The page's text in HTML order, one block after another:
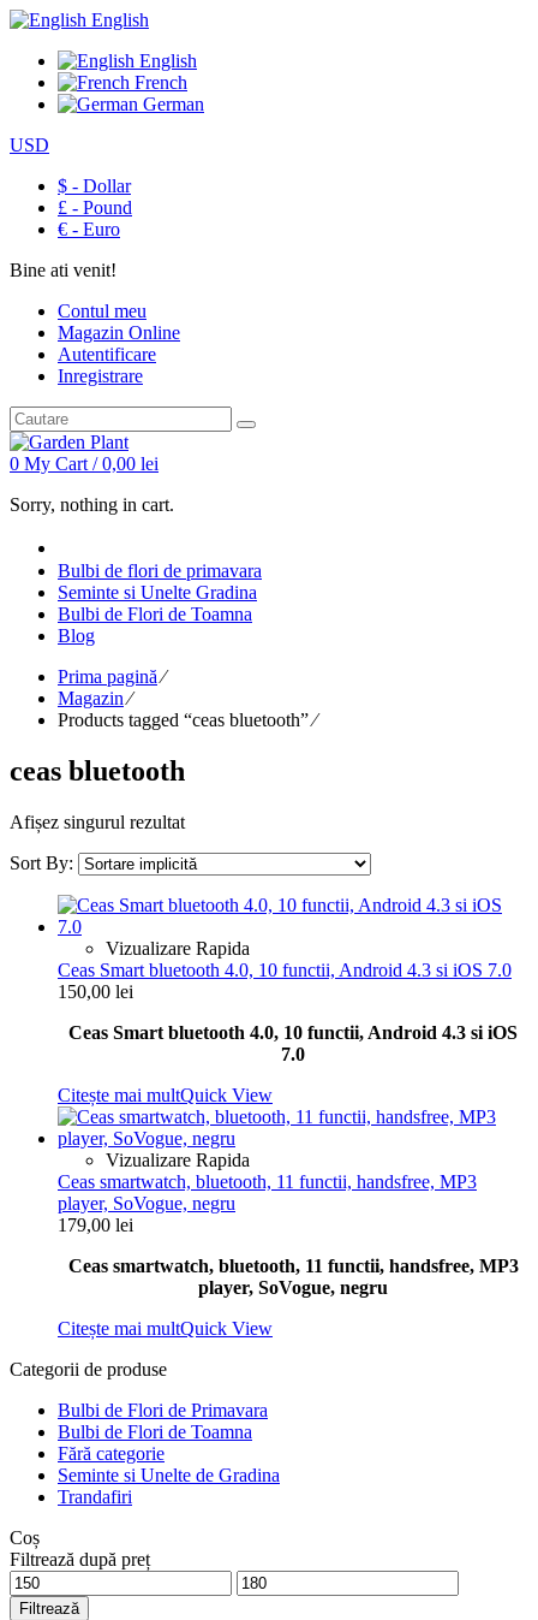
English
English
French
German
USD
$ - Dollar
£ - Pound
€ - Euro
Bine ati venit!
Contul meu
Magazin Online
Autentificare
Inregistrare
0 My Cart /0,00 lei
Sorry, nothing in cart.
Bulbi de flori de primavara
Seminte si Unelte Gradina
Bulbi de Flori de Toamna
Blog
Prima pagină⁄
Magazin ⁄
Products tagged “ceas bluetooth”⁄
ceas bluetooth
Afișez singurul rezultat
Sort By:
Vizualizare Rapida
Ceas Smart bluetooth 4.0, 10 functii, Android 4.3 si iOS 7.0
150,00 lei
Ceas Smart bluetooth 4.0, 10 functii, Android 4.3 si iOS
7.0
Citește mai multQuick View
Vizualizare Rapida
Ceas smartwatch, bluetooth, 11 functii, handsfree, MP3
player, SoVogue, negru
179,00 lei
Ceas smartwatch, bluetooth, 11 functii, handsfree, MP3
player, SoVogue, negru
Citește mai multQuick View
Categorii de produse
Bulbi de Flori de Primavara
Bulbi de Flori de Toamna
Fără categorie
Seminte si Unelte de Gradina
Trandafiri
Coș
Filtrează după preț
Preț
minim
Preț
maxim
Filtrează